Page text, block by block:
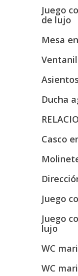
Juego
de lujo
Mesa
Ducha
Casco
Juego
Juego
lujo
WC
WC